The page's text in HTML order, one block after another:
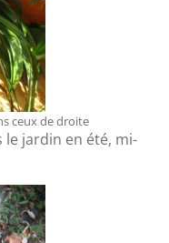
ceux de droite
le jardin en été, mi-